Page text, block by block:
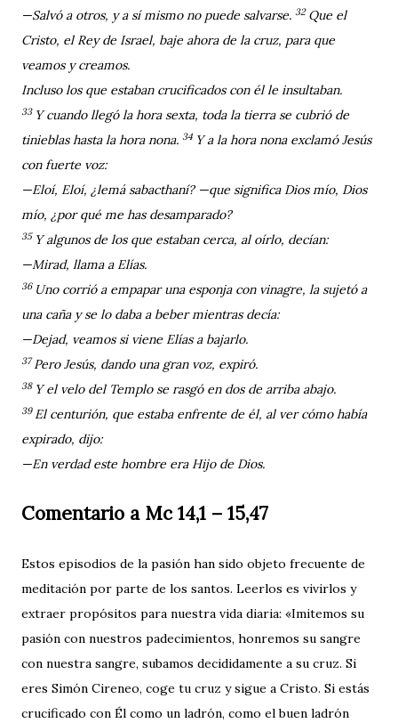
—Salvó a otros, y a sí mismo no puede salvarse. 32 Que el
Cristo, el Rey de Israel, baje ahora de la cruz, para que
veamos y creamos.
Incluso los que estaban crucificados con él le insultaban.
33 Y cuando llegó la hora sexta, toda la tierra se cubrió de
tinieblas hasta la hora nona. 34 Y a la hora nona exclamó Jesús
con fuerte voz:
—Eloí, Eloí, ¿lemá sabacthaní? —que significa Dios mío, Dios
mío, ¿por qué me has desamparado?
35 Y algunos de los que estaban cerca, al oírlo, decían:
—Mirad, llama a Elías.
36 Uno corrió a empapar una esponja con vinagre, la sujetó a
una caña y se lo daba a beber mientras decía:
—Dejad, veamos si viene Elías a bajarlo.
37Pero Jesús, dando una gran voz, expiró.
38 Y el velo del Templo se rasgó en dos de arriba abajo.
39 El centurión, que estaba enfrente de él, al ver cómo había
expirado, dijo:
—En verdad este hombre era Hijo de Dios.
Comentario a Mc 14,1 – 15,47
Estos episodios de la pasión han sido objeto frecuente de
meditación por parte de los santos. Leerlos es vivirlos y
extraer propósitos para nuestra vida diaria: «Imitemos su
pasión con nuestros padecimientos, honremos su sangre
con nuestra sangre, subamos decididamente a su cruz. Si
eres Simón Cireneo, coge tu cruz y sigue a Cristo. Si estás
crucificado con Él como un ladrón, como el buen ladrón